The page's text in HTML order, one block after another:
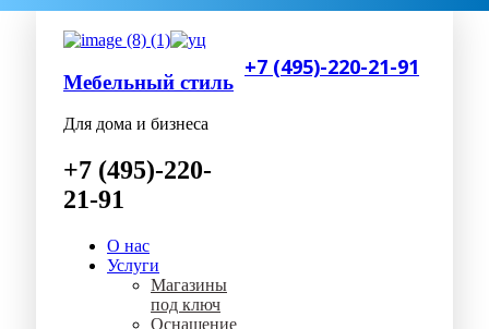
Мебельный стиль
Для дома и бизнеса
+7 (495)-220-
21-91
О нас
Услуги
Магазины
под ключ
Оснащение
+7 (495)-220-21-91